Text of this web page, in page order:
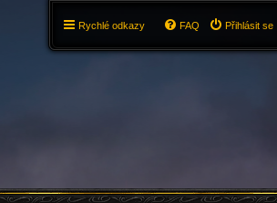
Rychlé odkazy Přihlásit se
FAQ